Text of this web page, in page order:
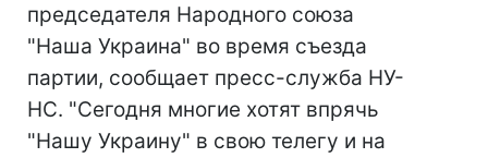
председателя Народного союза
"Наша Украина" во время съезда
партии, сообщает пресс-служба НУ-
НС. "Сегодня многие хотят впрячь
"Нашу Украину" в свою телегу и на